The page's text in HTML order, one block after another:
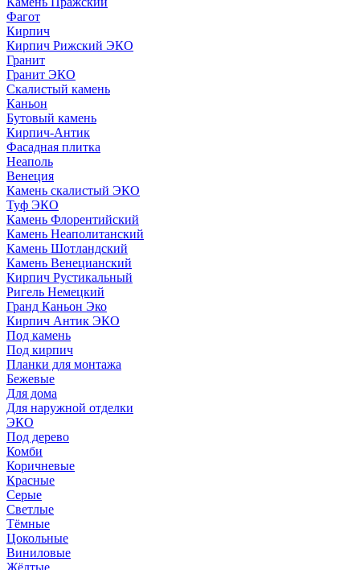
Фагот
Кирпич
Кирпич Рижский ЭКО
Гранит
Гранит ЭКО
Скалистый камень
Каньон
Бутовый камень
Кирпич-Антик
Фасадная плитка
Неаполь
Венеция
Камень скалистый ЭКО
Туф ЭКО
Камень Флорентийский
Камень Неаполитанский
Камень Шотландский
Камень Венецианский
Кирпич Рустикальный
Ригель Немецкий
Гранд Каньон Эко
Кирпич Антик ЭКО
Под камень
Под кирпич
Планки для монтажа
Бежевые
Для дома
Для наружной отделки
ЭКO
Под дерево
Комби
Коричневые
Красные
Серые
Светлые
Тёмные
Цокольные
Виниловые
Жёлтые